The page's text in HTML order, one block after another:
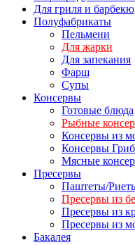
Для гриля и барбекю
Полуфабрикаты
Пельмени
Для жарки
Для запекания
Фарш
Супы
Консервы
Готовые блюда
Рыбные
Консервы из
Консервы
Мясные
Пресервы
Паштеты/
Пресервы из
Пресервы из
Пресервы из
Бакалея